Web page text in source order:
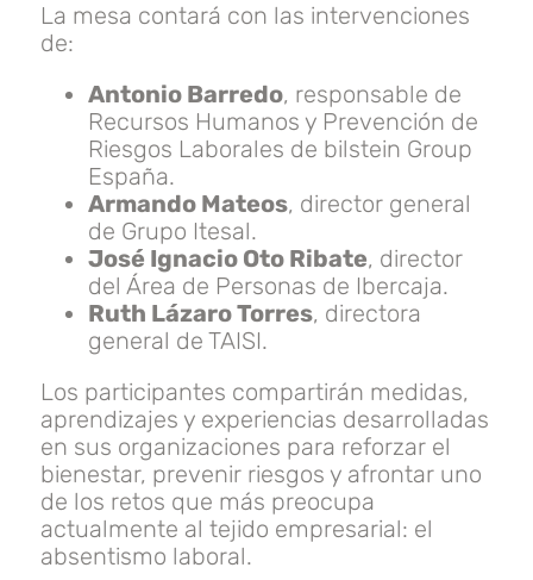
La mesa contará con las intervenciones
de:
Antonio Barredo, responsable de
Recursos Humanos y Prevención de
Riesgos Laborales de bilstein Group
España.
Armando Mateos, director general
de Grupo Itesal.
José Ignacio Oto Ribate, director
del Área de Personas de Ibercaja.
Ruth Lázaro Torres, directora
general de TAISI.
Los participantes compartirán medidas,
aprendizajes y experiencias desarrolladas
en sus organizaciones para reforzar el
bienestar, prevenir riesgos y afrontar uno
de los retos que más preocupa
actualmente al tejido empresarial: el
absentismo laboral.